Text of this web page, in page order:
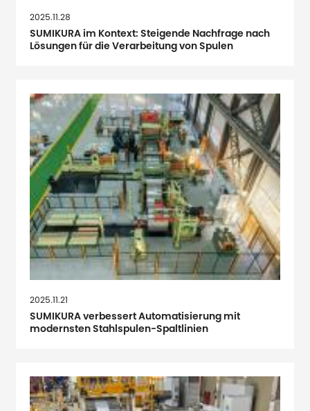
2025.11.28
SUMIKURA im Kontext: Steigende Nachfrage nach
Lösungen für die Verarbeitung von Spulen
2025.11.21
SUMIKURA verbessert Automatisierung mit
modernsten Stahlspulen-Spaltlinien